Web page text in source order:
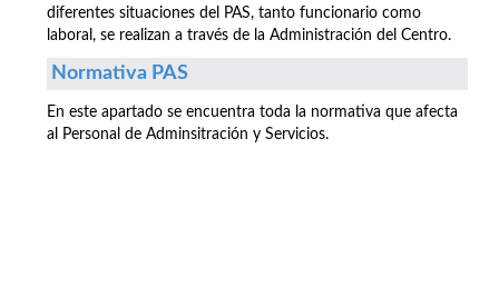
diferentes situaciones del PAS, tanto funcionario como
laboral, se realizan a través de la Administración del Centro.
Normativa PAS
En este apartado se encuentra toda la normativa que afecta
al Personal de Adminsitración y Servicios.